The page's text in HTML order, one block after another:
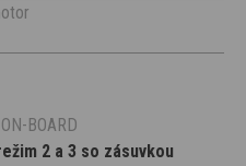
BOARD
2 a 3 so zásuvkou